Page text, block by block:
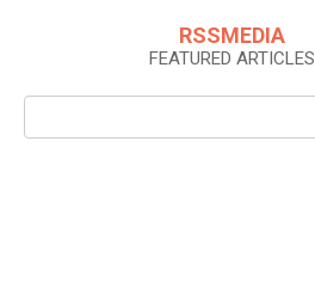
RSSMEDIA
FEATURED ARTICLES
Search: